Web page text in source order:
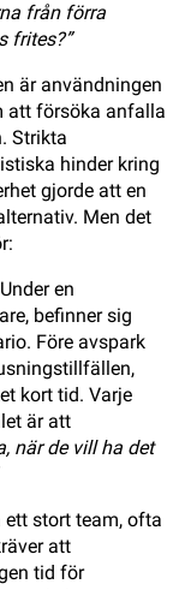
från förra
frites?”
är användningen
att försöka anfalla
Strikta
hinder kring
gjorde att en
Men det
en
befinner sig
Före avspark
kort tid. Varje
är att
när de vill ha det
ett stort team, ofta
att
tid för